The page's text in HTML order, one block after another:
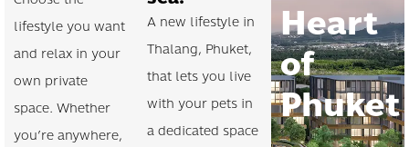
lifestyle you want
and relax in your
own private
space. Whether
you’re anywhere,
A new lifestyle in
Thalang, Phuket,
that lets you live
with your pets in
a dedicated space
Heart
of
Phuket